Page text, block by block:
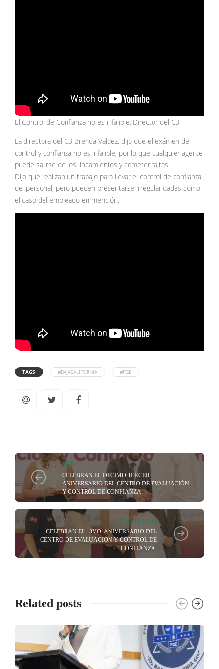
El Control de Confianza no es infalible: Director del C3
La directora del C3 Brenda Valdez, dijo que el exámen de
control y confianza no es infalible, por lo que cualquier agente
puede salirse de los lineamientos y cometer faltas.
Dijo que realizan un trabajo para llevar el control de confianza
del personal, pero pueden presentarse irregularidades como
el caso del empleado en mención.
TAGS #BAJACALIFORNIA #FGE
FGE
CELEBRAN EL DÉCIMO TERCER
ANIVERSARIO DEL CENTRO DE EVALUACIÓN
Y CONTROL DE CONFIANZA
MUNICIPIO
CELEBRAN EL 13VO. ANIVERSARIO DEL
CENTRO DE EVALUACIÓN Y CONTROL DE
CONFIANZA.
Related posts